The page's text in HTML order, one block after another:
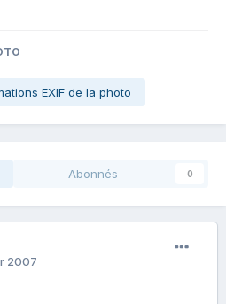
EXIF de la photo
Abonnés 0
2007